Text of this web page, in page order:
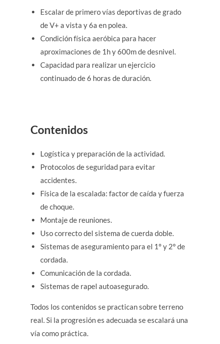
Escalar de primero vías deportivas de grado
de V+ a vista y 6a en polea.
Condición física aeróbica para hacer
aproximaciones de 1h y 600m de desnivel.
Capacidad para realizar un ejercicio
continuado de 6 horas de duración.
Contenidos
Logística y preparación de la actividad.
Protocolos de seguridad para evitar
accidentes.
Física de la escalada: factor de caída y fuerza
de choque.
Montaje de reuniones.
Uso correcto del sistema de cuerda doble.
Sistemas de aseguramiento para el 1º y 2º de
cordada.
Comunicación de la cordada.
Sistemas de rapel autoasegurado.
Todos los contenidos se practican sobre terreno
real. Si la progresión es adecuada se escalará una
vía como práctica.